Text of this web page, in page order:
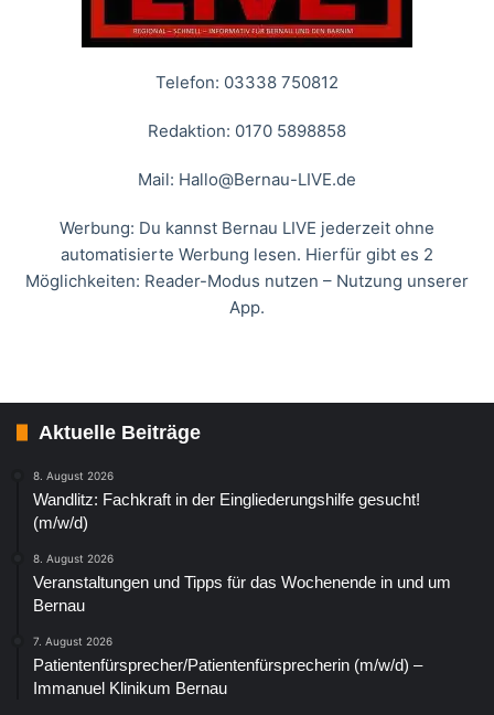
Telefon: 03338 750812
Redaktion: 0170 5898858
Mail: Hallo@Bernau-LIVE.de
Werbung: Du kannst Bernau LIVE jederzeit ohne
automatisierte Werbung lesen. Hierfür gibt es 2
Möglichkeiten: Reader-Modus nutzen – Nutzung unserer
App.
Aktuelle Beiträge
8. August 2026
Wandlitz: Fachkraft in der Eingliederungshilfe gesucht!
(m/w/d)
8. August 2026
Veranstaltungen und Tipps für das Wochenende in und um
Bernau
7. August 2026
Patientenfürsprecher/Patientenfürsprecherin (m/w/d) –
Immanuel Klinikum Bernau